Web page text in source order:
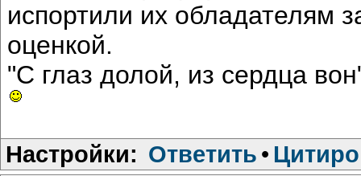
испортили их обладателям
оценкой.
"С глаз долой, из сердца
Настройки: Ответить •